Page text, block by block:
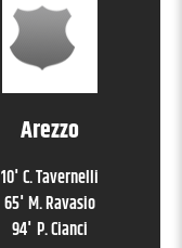
Arezzo
10' C. Tavernelli
65' M. Ravasio
94' P. Cianci